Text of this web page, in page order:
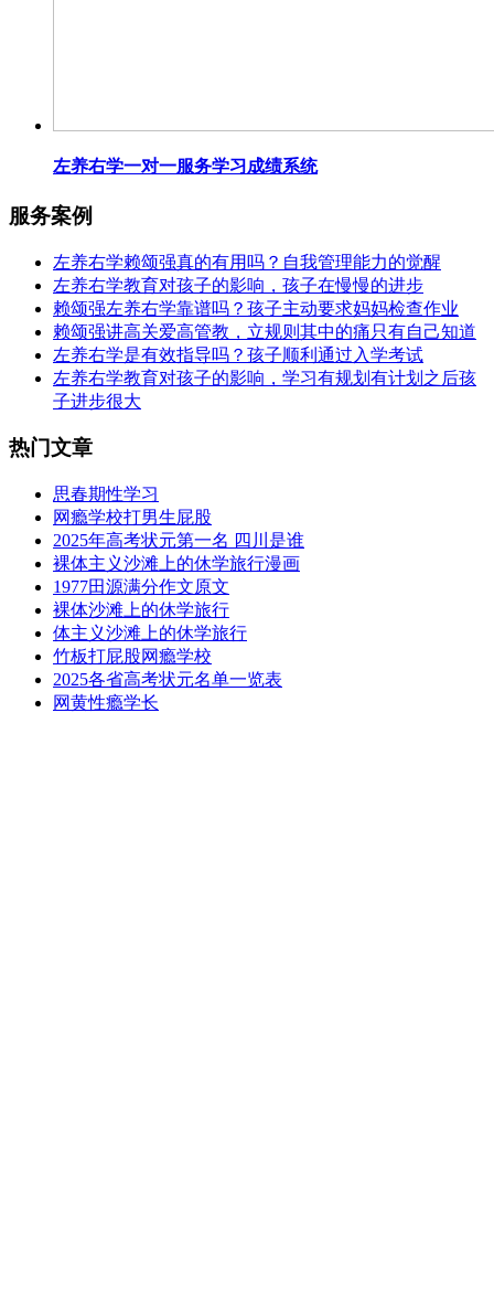
左养右学一对一服务学习成绩系统
服务案例
左养右学赖颂强真的有用吗？自我管理能力的觉醒
左养右学教育对孩子的影响，孩子在慢慢的进步
赖颂强左养右学靠谱吗？孩子主动要求妈妈检查作业
赖颂强讲高关爱高管教，立规则其中的痛只有自己知道
左养右学是有效指导吗？孩子顺利通过入学考试
左养右学教育对孩子的影响，学习有规划有计划之后孩
子进步很大
热门文章
思春期性学习
网瘾学校打男生屁股
2025年高考状元第一名 四川是谁
裸体主义沙滩上的休学旅行漫画
1977田源满分作文原文
裸体沙滩上的休学旅行
体主义沙滩上的休学旅行
竹板打屁股网瘾学校
2025各省高考状元名单一览表
网黄性瘾学长